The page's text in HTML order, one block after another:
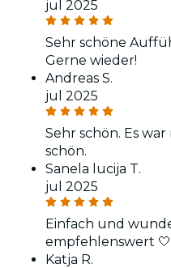
jul 2025
Sehr schöne
Gerne wieder!
Andreas S.
jul 2025
Sehr schön. Es
schön.
Sanela lucija T.
jul 2025
Einfach und
empfehlenswert 🤍
Katja R.